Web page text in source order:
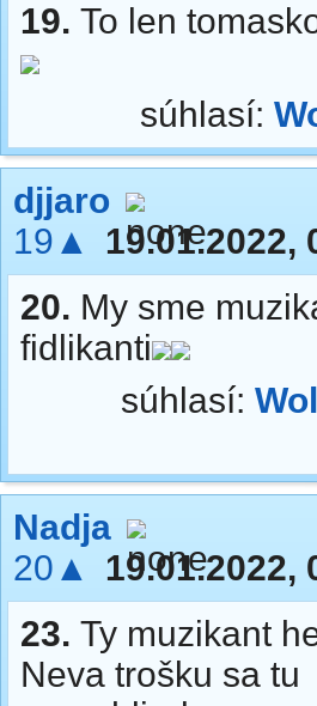
19. To len
súhlasí:
djjaro
19▲
19.01.2022,
20. My sme
fidlikanti
súhlasí:
Nadja
20▲
19.01.2022,
23. Ty muzikant
Neva trošku sa tu